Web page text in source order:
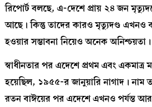
রিপোর্ট বলছে, এ-দেশে প্রায় ২৪ জন
আছে। কিন্তু তাদের কারও মৃত্যুদণ্ড এখনও
হওয়ার সম্ভাবনা নিয়েও অনেক অনিশ্চয়তা।
স্বাধীনতার পর এদেশে প্রথম এবং একমাত্র
হয়েছিল, ১৯৫৫-র জানুয়ারি নাগাদ। নাম
রতন বাঈয়ের পর এদেশে এখনও পর্যন্ত